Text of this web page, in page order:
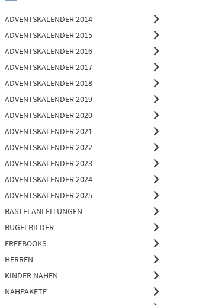
ADVENTSKALENDER 2014
ADVENTSKALENDER 2015
ADVENTSKALENDER 2016
ADVENTSKALENDER 2017
ADVENTSKALENDER 2018
ADVENTSKALENDER 2019
ADVENTSKALENDER 2020
ADVENTSKALENDER 2021
ADVENTSKALENDER 2022
ADVENTSKALENDER 2023
ADVENTSKALENDER 2024
ADVENTSKALENDER 2025
BASTELANLEITUNGEN
BÜGELBILDER
FREEBOOKS
HERREN
KINDER NÄHEN
NÄHPAKETE